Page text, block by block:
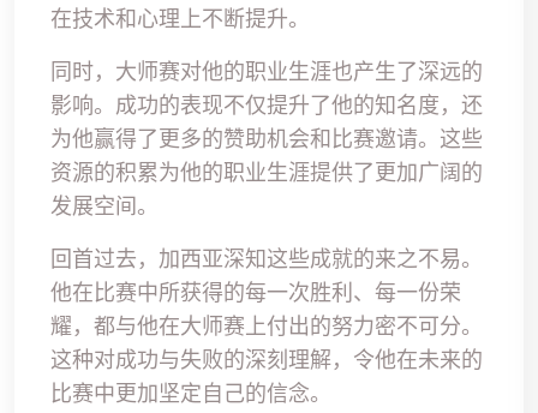
在技术和心理上不断提升。
同时，大师赛对他的职业生涯也产生了深远的
影响。成功的表现不仅提升了他的知名度，还
为他赢得了更多的赞助机会和比赛邀请。这些
资源的积累为他的职业生涯提供了更加广阔的
发展空间。
回首过去，加西亚深知这些成就的来之不易。
他在比赛中所获得的每一次胜利、每一份荣
耀，都与他在大师赛上付出的努力密不可分。
这种对成功与失败的深刻理解，令他在未来的
比赛中更加坚定自己的信念。